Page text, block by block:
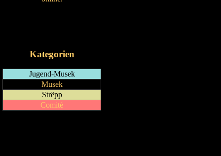
Kategorien
Jugend-Musek
Musek
Strëpp
Comité